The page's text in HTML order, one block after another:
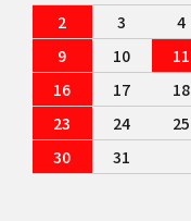
2
3 4
9
10 11
16
17 18
23
24 25
30
31